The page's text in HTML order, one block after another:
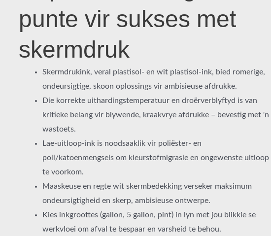
punte vir sukses met
skermdruk
Skermdrukink, veral plastisol- en wit plastisol-ink, bied romerige,
ondeursigtige, skoon oplossings vir ambisieuse afdrukke.
Die korrekte uithardingstemperatuur en droërverblyftyd is van
kritieke belang vir blywende, kraakvrye afdrukke – bevestig met 'n
wastoets.
Lae-uitloop-ink is noodsaaklik vir poliëster- en
poli/katoenmengsels om kleurstofmigrasie en ongewenste uitloop
te voorkom.
Maaskeuse en regte wit skermbedekking verseker maksimum
ondeursigtigheid en skerp, ambisieuse ontwerpe.
Kies inkgroottes (gallon, 5 gallon, pint) in lyn met jou blikkie se
werkvloei om afval te bespaar en varsheid te behou.